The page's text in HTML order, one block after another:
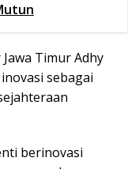
Timur Adhy
sebagai
berinovasi